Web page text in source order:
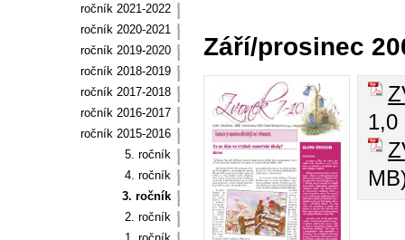
ročník 2021-2022
ročník 2020-2021
ročník 2019-2020
ročník 2018-2019
ročník 2017-2018
ročník 2016-2017
ročník 2015-2016
5. ročník
4. ročník
3. ročník
2. ročník
Září/prosinec
1,0